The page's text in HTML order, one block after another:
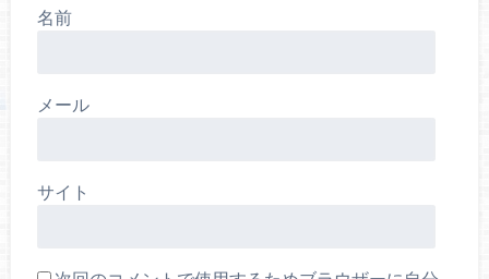
名前
メール
サイト